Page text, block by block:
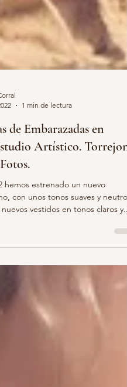
de Embarazadas en
Artístico. Torrejon
hemos estrenado un nuevo
con unos tonos suaves y